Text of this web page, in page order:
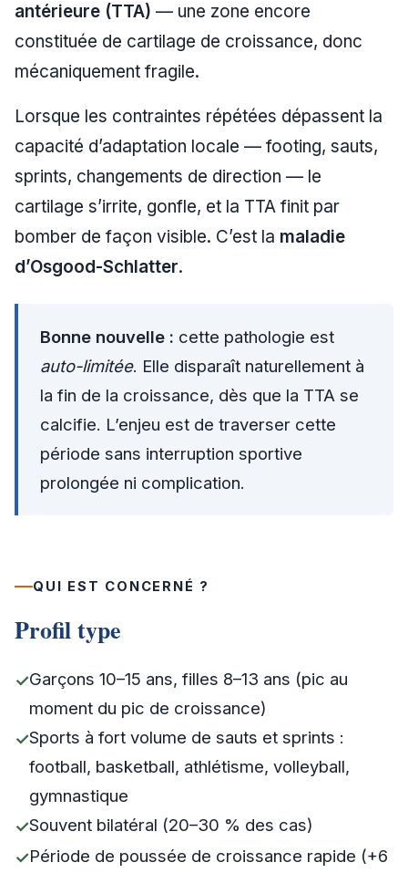
antérieure (TTA) — une zone encore
constituée de cartilage de croissance, donc
mécaniquement fragile.
Lorsque les contraintes répétées dépassent la
capacité d’adaptation locale — footing, sauts,
sprints, changements de direction — le
cartilage s’irrite, gonfle, et la TTA finit par
bomber de façon visible. C’est la maladie
d’Osgood-Schlatter.
Bonne nouvelle : cette pathologie est
auto-limitée. Elle disparaît naturellement à
la fin de la croissance, dès que la TTA se
calcifie. L’enjeu est de traverser cette
période sans interruption sportive
prolongée ni complication.
QUI EST CONCERNÉ ?
Profil type
Garçons 10–15 ans, filles 8–13 ans (pic au
moment du pic de croissance)
Sports à fort volume de sauts et sprints :
football, basketball, athlétisme, volleyball,
gymnastique
Souvent bilatéral (20–30 % des cas)
Période de poussée de croissance rapide (+6